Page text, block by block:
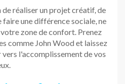
réaliser un projet créatif, de
faire une différence sociale, ne
zone de confort. Prenez
comme John Wood et laissez
l'accomplissement de vos